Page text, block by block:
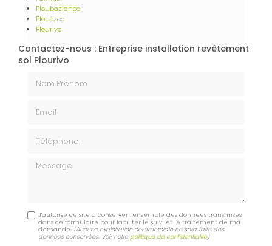
Ploubazlanec
Plouézec
Plourivo
Contactez-nous : Entreprise installation revêtement
sol Plourivo
Message
J'autorise ce site à conserver l'ensemble des données transmises
dans ce formulaire pour faciliter le suivi et le traitement de ma
demande. (Aucune exploitation commerciale ne sera faite des
données conservées. Voir notrepolitique de confidentialité)